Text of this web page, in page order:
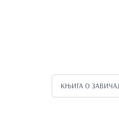
КЊИГА О